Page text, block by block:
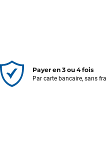
Payer en 3 ou 4 fois
Par carte bancaire, sans